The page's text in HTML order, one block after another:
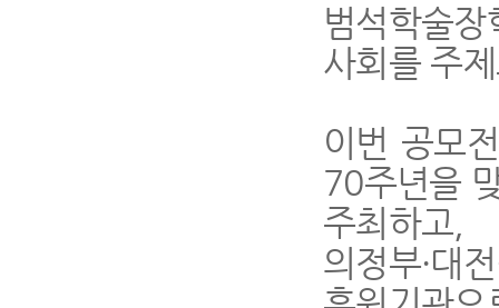
범석학술
사회를 주
이번 공모
70주년을
주최하고,
의정부·대